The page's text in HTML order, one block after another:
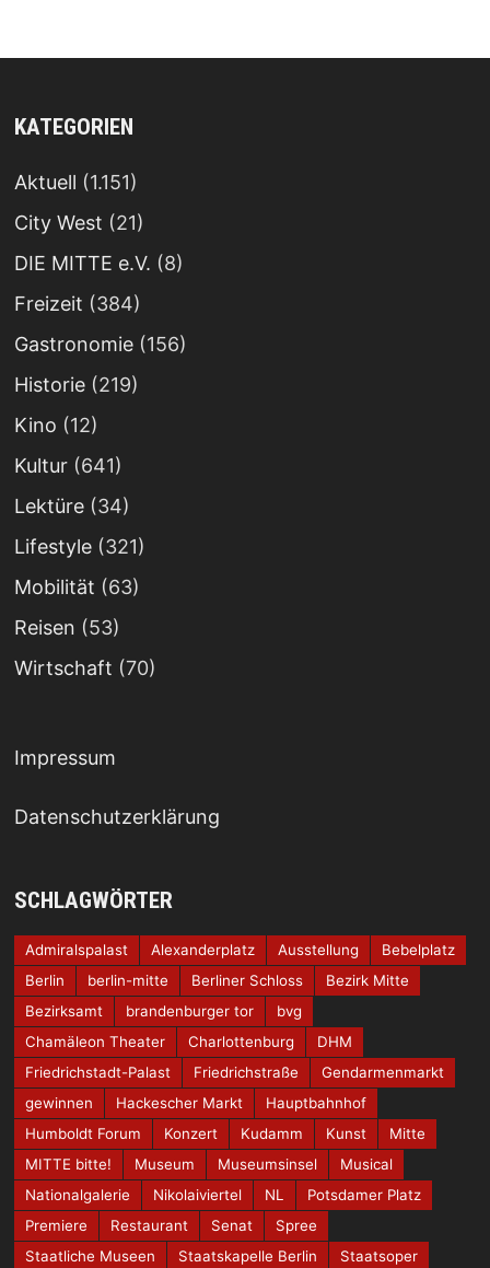
KATEGORIEN
Aktuell (1.151)
City West (21)
DIE MITTE e.V. (8)
Freizeit (384)
Gastronomie(156)
Historie(219)
Kino (12)
Kultur(641)
Lektüre(34)
Lifestyle(321)
Mobilität (63)
Reisen (53)
Wirtschaft (70)
Impressum
Datenschutzerklärung
SCHLAGWÖRTER
Admiralspalast Alexanderplatz Ausstellung
Bebelplatz
Berlin
berlin-mitte Berliner Schloss
Bezirk Mitte
Bezirksamt
brandenburger tor
bvg
Chamäleon Theater
Charlottenburg
DHM
Friedrichstadt-Palast
Friedrichstraße
Gendarmenmarkt
gewinnen
Hackescher Markt
Hauptbahnhof
Humboldt Forum
Konzert Kudamm Kunst
Mitte
MITTE bitte!
Museum Museumsinsel
Musical
Nationalgalerie
Nikolaiviertel NL
Potsdamer Platz
Premiere
Restaurant Senat
Spree
Staatliche Museen
Staatskapelle Berlin Staatsoper